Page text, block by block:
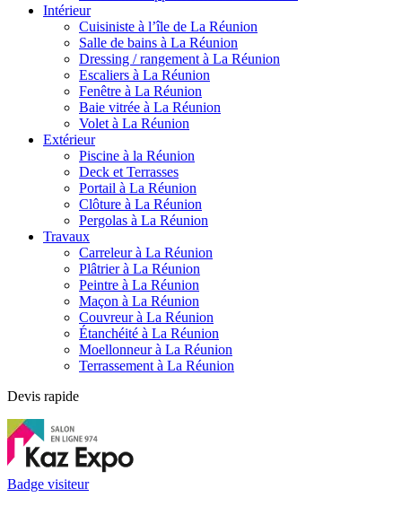
Intérieur
Cuisiniste à l’île de La Réunion
Salle de bains à La Réunion
Dressing / rangement à La Réunion
Escaliers à La Réunion
Fenêtre à La Réunion
Baie vitrée à La Réunion
Volet à La Réunion
Extérieur
Piscine à la Réunion
Deck et Terrasses
Portail à La Réunion
Clôture à La Réunion
Pergolas à La Réunion
Travaux
Carreleur à La Réunion
Plâtrier à La Réunion
Peintre à La Réunion
Maçon à La Réunion
Couvreur à La Réunion
Étanchéité à La Réunion
Moellonneur à La Réunion
Terrassement à La Réunion
Devis rapide
Badge visiteur